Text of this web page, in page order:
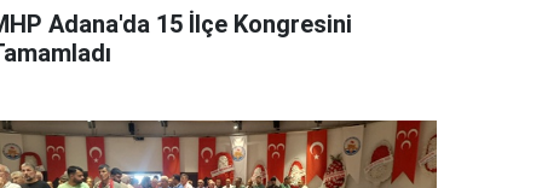
Adana'da 15 İlçe Kongresini